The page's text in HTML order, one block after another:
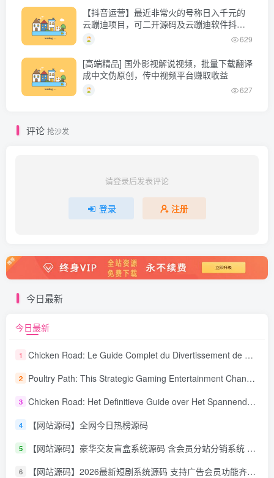
【抖音运营】最近非常火的号称日入千元的
云蹦迪项目，可二开源码及云蹦迪软件抖音
版
629
[高端精品] 国外影视解说视频，批量下载翻译
成中文伪原创，传中视频平台赚取收益
627
评论 抢沙发
请登录后发表评论
登录 注册
今日最新
今日最新
1 Chicken Road: Le Guide Complet du Divertissement de Maison de Jeu Stratégique
2 Poultry Path: This Strategic Gaming Entertainment Changing Sequence Forecasting
3 Chicken Road: Het Definitieve Guide over Het Spannende Gokspel
4 【网站源码】全网今日热榜源码
5 【网站源码】豪华交友盲盒系统源码 含会员分站分销系统 可易支付
6 【网站源码】2026最新短剧系统源码 支持广告会员功能齐全短剧源码